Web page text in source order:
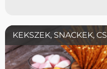
KEKSZEK, SNACKEK,